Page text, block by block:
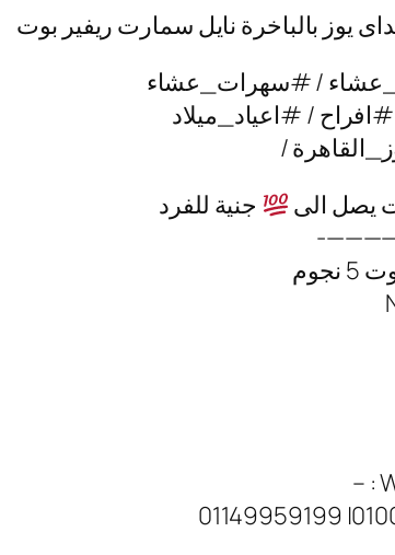
يوز بالباخرة نايل سمارت ريفير بوت
/ #سهرات_عشاء
/ #اعياد_ميلاد
/
يصل الى
جنية للفرد